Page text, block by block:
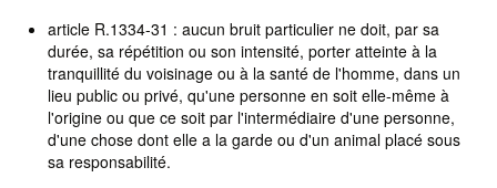
article R.1334-31 : aucun bruit particulier ne doit, par sa
durée, sa répétition ou son intensité, porter atteinte à la
tranquillité du voisinage ou à la santé de l'homme, dans un
lieu public ou privé, qu'une personne en soit elle-même à
l'origine ou que ce soit par l'intermédiaire d'une personne,
d'une chose dont elle a la garde ou d'un animal placé sous
sa responsabilité.